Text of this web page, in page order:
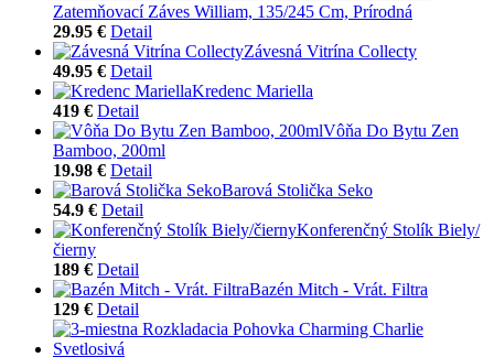
Zatemňovací Záves William, 135/245 Cm, Prírodná
29.95 € Detail
Závesná Vitrína Collecty
49.95 € Detail
Kredenc Mariella
419 € Detail
Vôňa Do Bytu Zen
Bamboo, 200ml
19.98 € Detail
Barová Stolička Seko
54.9 € Detail
Konferenčný Stolík Biely/
čierny
189 € Detail
Bazén Mitch - Vrát. Filtra
129 € Detail